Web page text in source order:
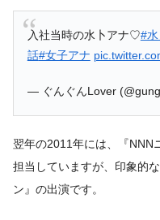
入社当時の水卜アナ♡#
話#女子アナ
— ぐんぐんLover
翌年の2011年には、『NNN
担当していますが、印象的
ン』の出演です。